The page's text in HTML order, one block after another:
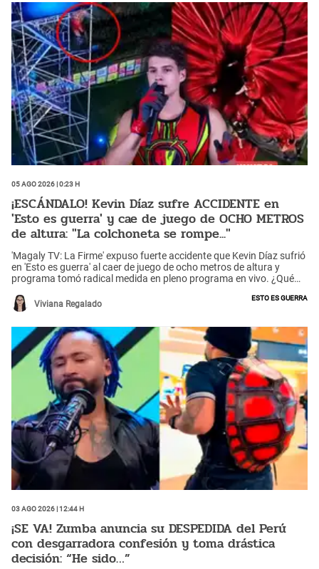
05 Ago 2026 | 0:23 h
¡ESCÁNDALO! Kevin Díaz sufre ACCIDENTE en
'Esto es guerra' y cae de juego de OCHO METROS
de altura: "La colchoneta se rompe..."
'Magaly TV: La Firme' expuso fuerte accidente que Kevin Díaz sufrió
en 'Esto es guerra' al caer de juego de ocho metros de altura y
programa tomó radical medida en pleno programa en vivo. ¿Qué
Viviana Regalado
Esto es guerra
03 Ago 2026 | 12:44 h
¡SE VA! Zumba anuncia su DESPEDIDA del Perú
con desgarradora confesión y toma drástica
decisión: “He sido…”